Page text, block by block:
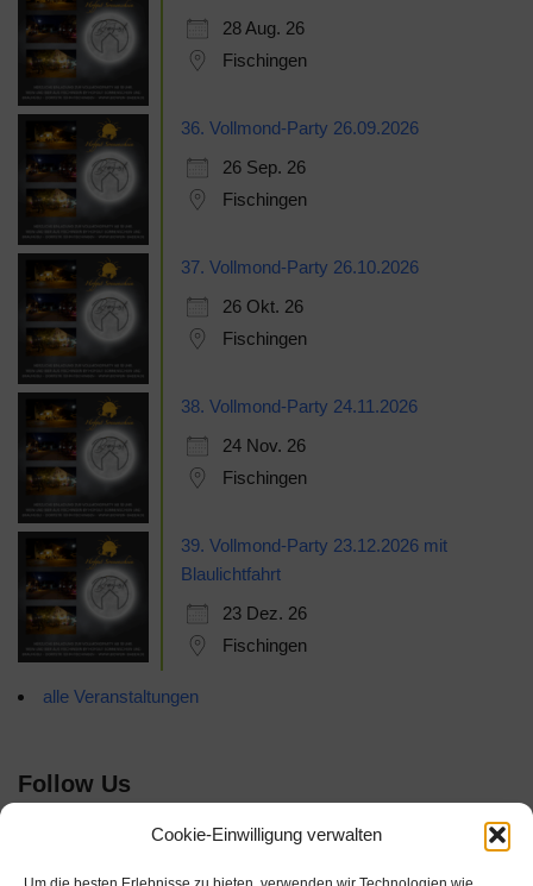
Cookie-Einwilligung verwalten
28 Aug. 26
Fischingen
36. Vollmond-Party 26.09.2026
26 Sep. 26
Fischingen
37. Vollmond-Party 26.10.2026
26 Okt. 26
Fischingen
38. Vollmond-Party 24.11.2026
24 Nov. 26
Fischingen
39. Vollmond-Party 23.12.2026 mit
Blaulichtfahrt
23 Dez. 26
Fischingen
alle Veranstaltungen
Follow Us